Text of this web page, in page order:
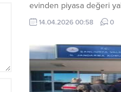
evinden piyasa değeri
TL olan eşyaları çalan
jandarmanın başarılı
şüpheliden 2’si
gönderildi. Haber
Jandarma Komutanlığı,
Hırsızlık Olaylarının
14.04.2026 00:58 0